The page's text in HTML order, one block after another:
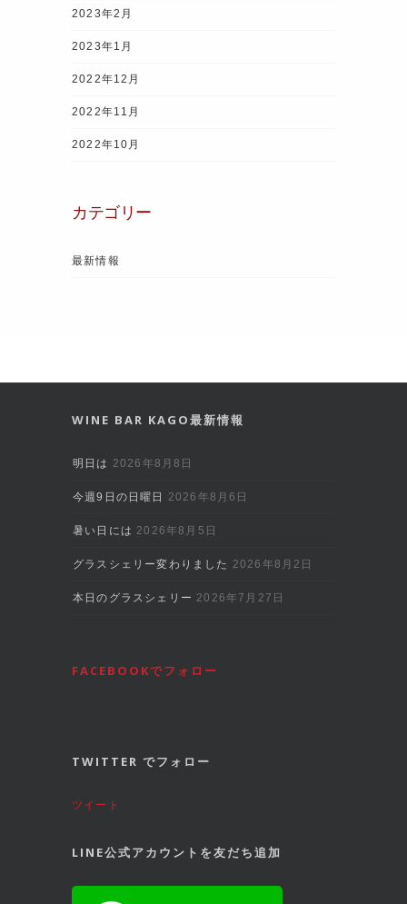
2023年2月
2023年1月
2022年12月
2022年11月
2022年10月
カテゴリー
最新情報
WINE BAR KAGO最新情報
明日は 2026年8月8日
今週9日の日曜日 2026年8月6日
暑い日には 2026年8月5日
グラスシェリー変わりました 2026年8月2日
本日のグラスシェリー 2026年7月27日
FACEBOOKでフォロー
TWITTER でフォロー
ツイート
LINE公式アカウントを友だち追加